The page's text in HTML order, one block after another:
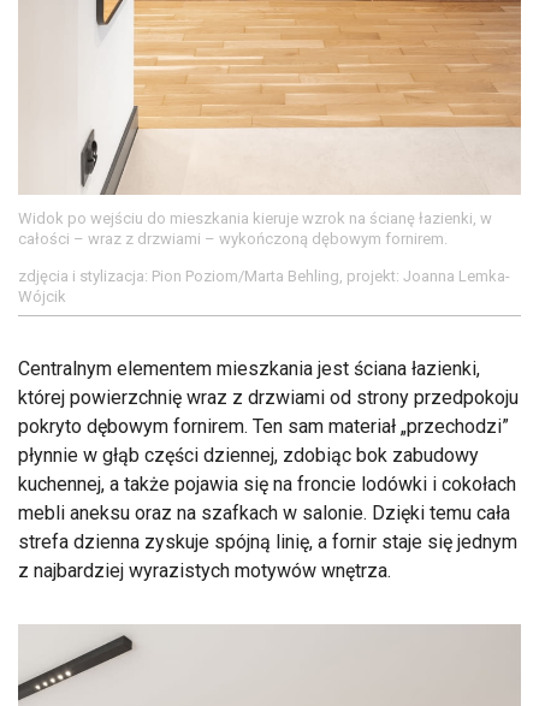
Widok po wejściu do mieszkania kieruje wzrok na ścianę łazienki, w
całości – wraz z drzwiami – wykończoną dębowym fornirem.
zdjęcia i stylizacja: Pion Poziom/Marta Behling, projekt: Joanna Lemka-
Wójcik
Centralnym elementem mieszkania jest ściana łazienki,
której powierzchnię wraz z drzwiami od strony przedpokoju
pokryto dębowym fornirem. Ten sam materiał „przechodzi”
płynnie w głąb części dziennej, zdobiąc bok zabudowy
kuchennej, a także pojawia się na froncie lodówki i cokołach
mebli aneksu oraz na szafkach w salonie. Dzięki temu cała
strefa dzienna zyskuje spójną linię, a fornir staje się jednym
z najbardziej wyrazistych motywów wnętrza.